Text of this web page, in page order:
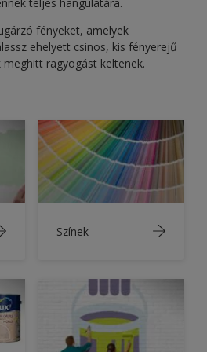
fényeket, amelyek
ehelyett csinos, kis fényerejű
ragyogást keltenek.
Színek